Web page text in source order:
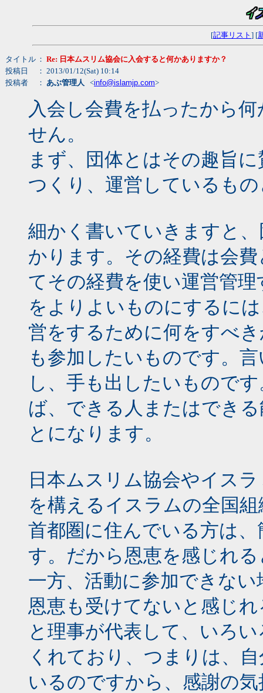
[記事リスト ] [
タイトル ： Re: 日本ムスリム協会に入会すると何かありますか？
投稿日
： 2013/01/12(Sat) 10:14
投稿者
： あぶ管理人 <info@islamjp.com>
入会し会費を払ったから
せん。
まず、団体とはその趣旨
つくり、運営しているも
細かく書いていきますと
かります。その経費は会
てその経費を使い運営管
をよりよいものにするに
営をするために何をすべ
も参加したいものです。
し、手も出したいもので
ば、できる人またはでき
とになります。
日本ムスリム協会やイス
を構えるイスラムの全国
首都圏に住んでいる方は
す。だから恩恵を感じれ
一方、活動に参加できな
恩恵も受けてないと感じ
と理事が代表して、いろ
くれており、つまりは、
いるのですから、感謝の